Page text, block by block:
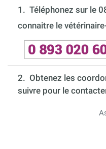
1. Téléphonez sur le
connaitre le
2. Obtenez les
suivre pour le